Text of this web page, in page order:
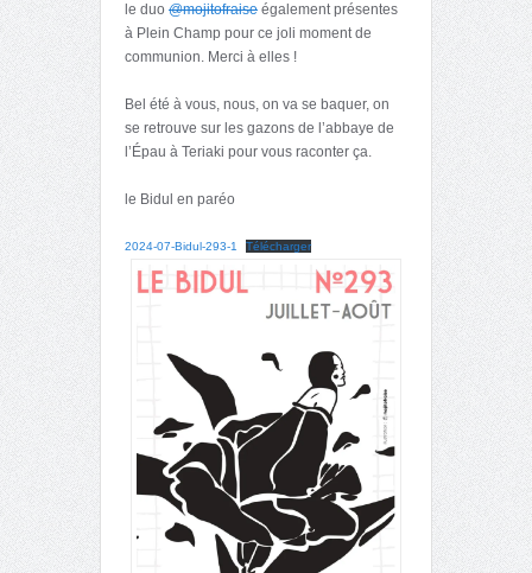
le duo @mojitofraise également présentes
à Plein Champ pour ce joli moment de
communion. Merci à elles !
Bel été à vous, nous, on va se baquer, on
se retrouve sur les gazons de l’abbaye de
l’Épau à Teriaki pour vous raconter ça.
le Bidul en paréo
2024-07-Bidul-293-1 Télécharger